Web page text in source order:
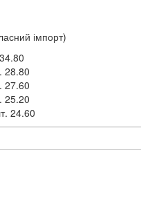
імпорт)
34.80
28.80
27.60
25.20
24.60